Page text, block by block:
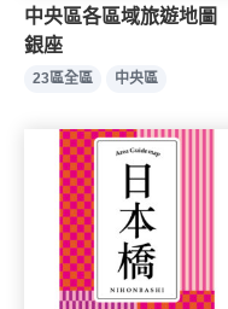
中央區各區域旅遊地圖
銀座
23區全區 中央區